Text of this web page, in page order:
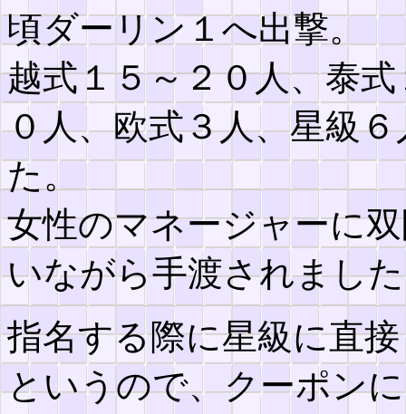
頃ダーリン１へ出撃。
越式１５～２０人、泰
０人、欧式３人、星級
た。
女性のマネージャーに
いながら手渡されまし
指名する際に星級に直
というので、クーポン